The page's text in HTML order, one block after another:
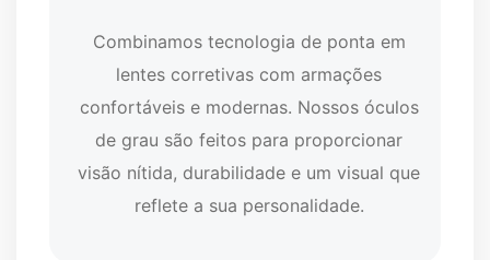
Combinamos tecnologia de ponta em
lentes corretivas com armações
confortáveis e modernas. Nossos óculos
de grau são feitos para proporcionar
visão nítida, durabilidade e um visual que
reflete a sua personalidade.